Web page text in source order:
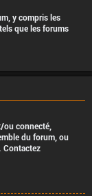
y compris les
que les forums
ou connecté,
du forum, ou
Contactez